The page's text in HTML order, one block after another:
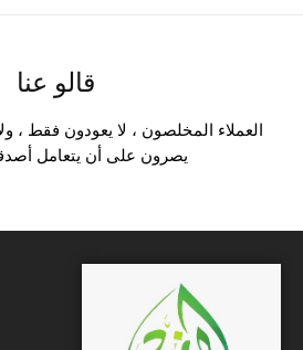
قالو عنا
العملاء المخلصون ، لا يعودون فقط ،
يصرون على أن يتعامل